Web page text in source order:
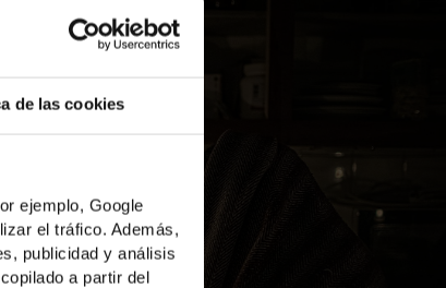
de las cookies
ejemplo, Google
el tráfico. Además,
publicidad y análisis
a partir del